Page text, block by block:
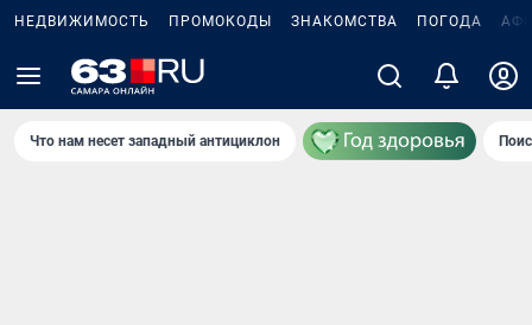
НЕДВИЖИМОСТЬ ПРОМОКОДЫ ЗНАКОМСТВА ПОГОДА
Что нам несет западный антициклон